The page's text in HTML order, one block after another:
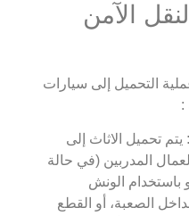
والنقل الآمن
التحميل إلى سيارات
:
يتم تحميل الاثاث إلى
المدربين (في حالة
باستخدام الونش
الصعبة، أو القطع